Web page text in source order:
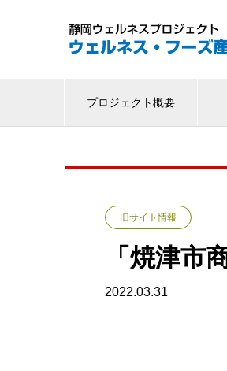
プロジェクト概要
旧サイト情報
「焼津市
2022.03.31